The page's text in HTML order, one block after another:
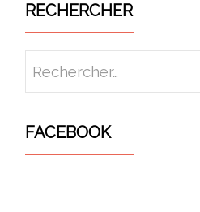
RECHERCHER
FACEBOOK